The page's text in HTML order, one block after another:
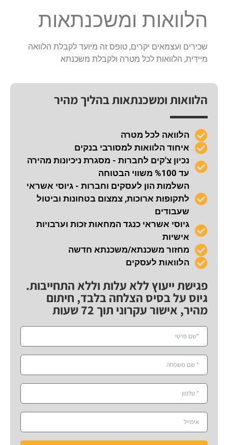
הלוואות ומשכנתאות
שכירים ועצמאים יקרים, טופס זה מיועד לקבלת הלוואה
מיידית, הלוואות לכל מטרה ולקבלת משכנתא
הלוואות ומשכנתאות בהליך מהיר
הלוואה לכל מטרה
איחוד הלוואות למסורבי בנקים
נכיון צ'קים לחברות - מסגרת ניכיונות מהירה
עד %100 משווי הבטוחה
השלמות הון לעסקים וחברות - גיוסי אשראי
לתקופות ארוכות, צמצום בטחונות וביטול
שעבודים
גיוסי אשראי כנגד המחאות זכות וערבויות
אישיות
מחזור משכנתא/משכנתא חדשה
הלוואות לעסקים
פגישת ייעוץ ללא עלות וללא התחייבות.
גיוס על בסיס הצלחה בלבד, חיתום
מהיר, אישור עקרוני תוך 72 שעות